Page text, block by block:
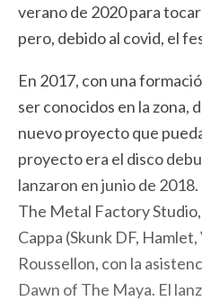
verano de 2020 para
pero, debido al covid, el
En 2017, con una
ser conocidos en la zona,
nuevo proyecto que
proyecto era el disco
lanzaron en junio de
The Metal Factory Studio,
Cappa (Skunk DF,
Roussellon, con la
Dawn of The Maya. El